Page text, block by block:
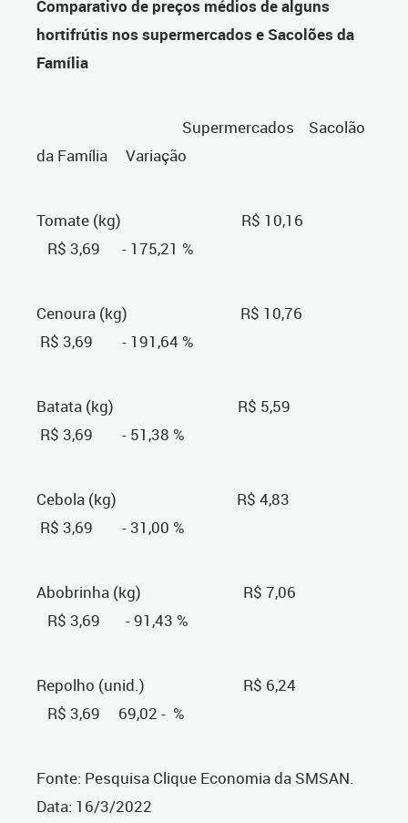
Comparativo de preços médios de alguns
hortifrútis nos supermercados e Sacolões da
Família
Supermercados Sacolão
da Família Variação
Tomate (kg) R$ 10,16
R$ 3,69 - 175,21 %
Cenoura (kg) R$ 10,76
R$ 3,69 - 191,64 %
Batata (kg) R$ 5,59
R$ 3,69 - 51,38 %
Cebola (kg) R$ 4,83
R$ 3,69 - 31,00 %
Abobrinha (kg) R$ 7,06
R$ 3,69 - 91,43 %
Repolho (unid.) R$ 6,24
R$ 3,69 69,02 - %
Fonte: Pesquisa Clique Economia da SMSAN.
Data: 16/3/2022